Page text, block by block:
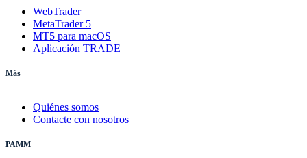
WebTrader
MetaTrader 5
MT5 para macOS
Aplicación TRADE
Más
Quiénes somos
Contacte con nosotros
PAMM